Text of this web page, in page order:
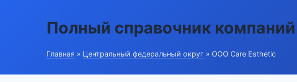
Полный справочник компаний
Главная » Центральный федеральный округ » ООО Care Esthetic